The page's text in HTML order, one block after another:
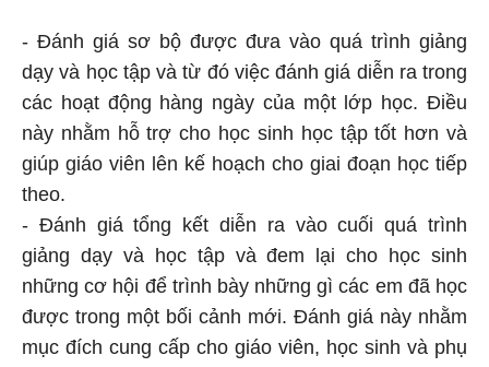
- Đánh giá sơ bộ được đưa vào quá trình giảng
dạy và học tập và từ đó việc đánh giá diễn ra trong
các hoạt động hàng ngày của một lớp học. Điều
này nhằm hỗ trợ cho học sinh học tập tốt hơn và
giúp giáo viên lên kế hoạch cho giai đoạn học tiếp
theo.
- Đánh giá tổng kết diễn ra vào cuối quá trình
giảng dạy và học tập và đem lại cho học sinh
những cơ hội để trình bày những gì các em đã học
được trong một bối cảnh mới. Đánh giá này nhằm
mục đích cung cấp cho giáo viên, học sinh và phụ